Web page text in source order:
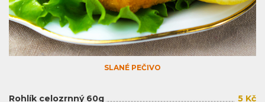
SLANÉ PEČIVO
Rohlík celozrnný 60g 5 Kč